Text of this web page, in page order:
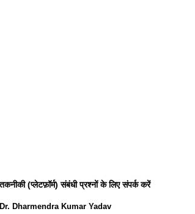
तकनीकी (प्लेटफ़ॉर्म) संबंधी प्रश्नों के लिए संपर्क करें
Dr. Dharmendra Kumar Yadav